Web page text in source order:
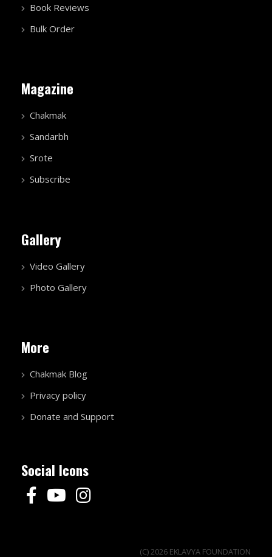
Book Reviews
Bulk Order
Magazine
Chakmak
Sandarbh
Srote
Subscribe
Gallery
Video Gallery
Photo Gallery
More
Chakmak Blog
Privacy policy
Donate and Support
Social Icons
(C) 2026 EKLAVYA FOUNDATION